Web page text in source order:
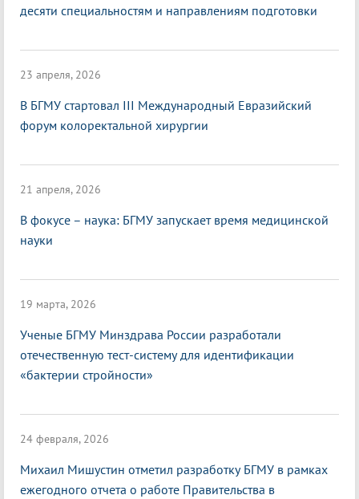
десяти специальностям и направлениям подготовки
23 апреля, 2026
В БГМУ стартовал III Международный Евразийский
форум колоректальной хирургии
21 апреля, 2026
В фокусе – наука: БГМУ запускает время медицинской
науки
19 марта, 2026
Ученые БГМУ Минздрава России разработали
отечественную тест-систему для идентификации
«бактерии стройности»
24 февраля, 2026
Михаил Мишустин отметил разработку БГМУ в рамках
ежегодного отчета о работе Правительства в